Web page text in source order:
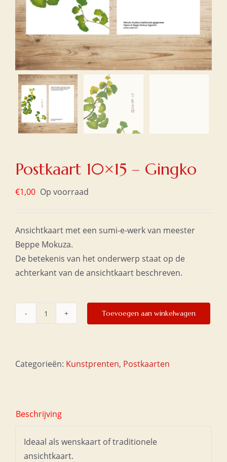
Postkaart 10×15 – Gingko
€1,00 Op voorraad
Ansichtkaart met een sumi-e-werk van meester
Beppe Mokuza.
De betekenis van het onderwerp staat op de
achterkant van de ansichtkaart beschreven.
Postkaart
Gingko
Toevoegen aan winkelwagen
Categorieën: Kunstprenten, Postkaarten
Beschrijving
Ideaal als wenskaart of traditionele
ansichtkaart.